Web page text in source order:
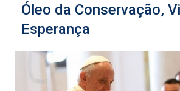
Óleo da Conservação,
Esperança